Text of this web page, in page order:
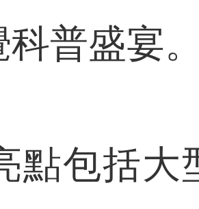
普盛宴。
包括大